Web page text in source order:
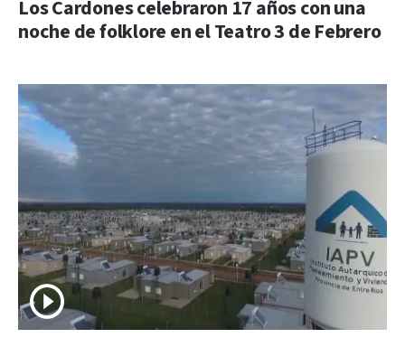
Los Cardones celebraron 17 años con una
noche de folklore en el Teatro 3 de Febrero